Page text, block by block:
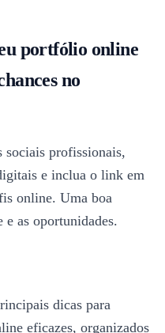
portfólio online
no
profissionais,
e inclua o link em
online. Uma boa
as oportunidades.
dicas para
eficazes, organizados